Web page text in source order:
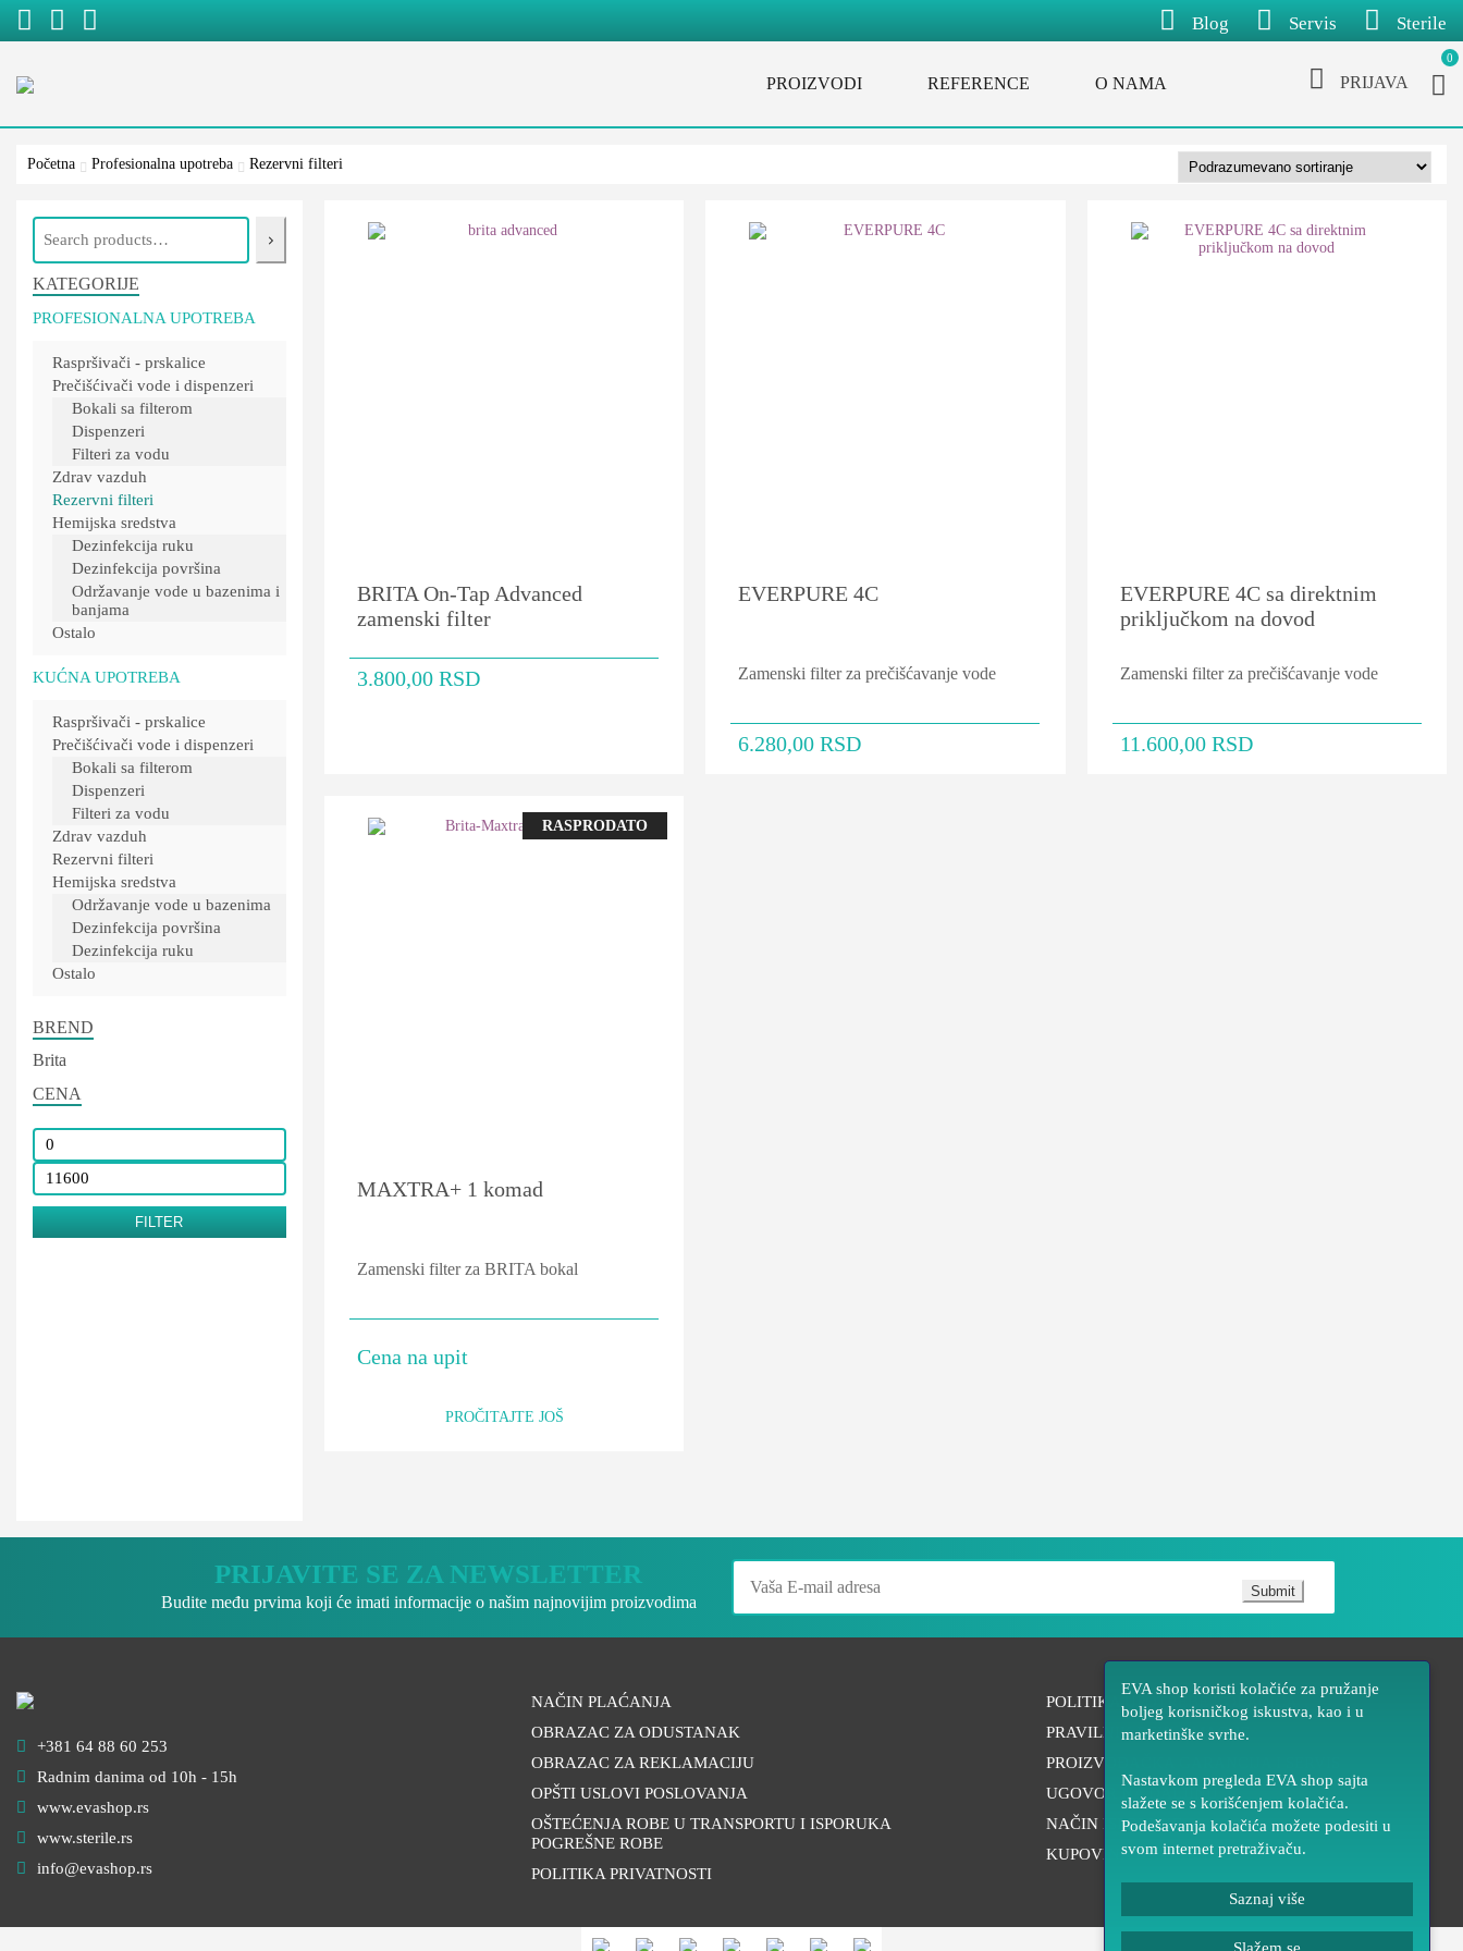
EVA shop koristi kolačiće za pružanje
boljeg korisničkog iskustva, kao i u
marketinške svrhe.
Nastavkom pregleda EVA shop sajta
slažete se s korišćenjem kolačića.
Podešavanja kolačića možete podesiti u
svom internet pretraživaču.
Saznaj više
Blog Servis Sterile
PROIZVODI REFERENCE O NAMA PRIJAVA
0
Početna Profesionalna upotreba Rezervni filteri
BRITA On-Tap Advanced
zamenski filter
3.800,00 RSD Zamenski filter za prečišćavanje vode
EVERPURE 4C
6.280,00RSD
Zamenski filter za prečišćavanje vode
EVERPURE 4C sa direktnim
priključkom na dovod
11.600,00 RSD
Zamenski filter za BRITA bokal
MAXTRA+ 1 komad
RASPRODATO
Cena na upit
PROČITAJTE JOŠ
Pretraži
KATEGORIJE
PROFESIONALNA UPOTREBA
Raspršivači - prskalice
Prečišćivači vode i dispenzeri
Bokali sa filterom
Dispenzeri
Filteri za vodu
Zdrav vazduh
Rezervni filteri
Hemijska sredstva
Dezinfekcija ruku
Dezinfekcija površina
Održavanje vode u bazenima i
banjama
Ostalo
KUĆNA UPOTREBA
Raspršivači - prskalice
Prečišćivači vode i dispenzeri
Bokali sa filterom
Dispenzeri
Filteri za vodu
Zdrav vazduh
Rezervni filteri
Hemijska sredstva
Održavanje vode u bazenima
Dezinfekcija površina
Dezinfekcija ruku
Ostalo
BREND
Brita
CENA
Minimalna
cena
Maksimalna
cena
FILTER
PRIJAVITE SE ZA NEWSLETTER
Budite među prvima koji će imati informacije o našim najnovijim proizvodima
Submit
+381 64 88 60 253
Radnim danima od 10h - 15h
www.evashop.rs
www.sterile.rs
info@evashop.rs
NAČIN PLAĆANJA
OBRAZAC ZA ODUSTANAK
OBRAZAC ZA REKLAMACIJU
OPŠTI USLOVI POSLOVANJA
OŠTEĆENJA ROBE U TRANSPORTU I ISPORUKA
POGREŠNE ROBE
POLITIKA PRIVATNOSTI
POLITIKA UPOTREBE KOLAČIĆA
PRAVILNIK REKLAMACIJE
PROIZVOĐAČKA GARANCIJA I SERVIS
UGOVOR NA DALJINU
NAČIN ISPORUKE
KUPOVINA NA DALJINU